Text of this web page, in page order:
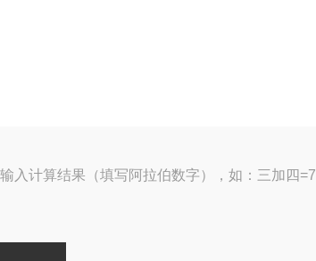
入计算结果（填写阿拉伯数字），如：三加四=7